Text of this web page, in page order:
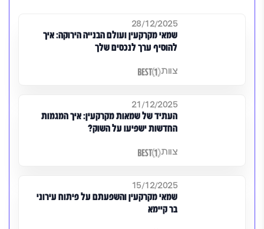
28/12/2025
שמאי מקרקעין ועולם הבנייה הירוקה: איך
להוסיף ערך לנכסים שלך
צוות
21/12/2025
העתיד של שמאות מקרקעין: איך המגמות
החדשות ישפיעו על השוק?
צוות
15/12/2025
שמאי מקרקעין והשפעתם על פיתוח עירוני
בר קיימא